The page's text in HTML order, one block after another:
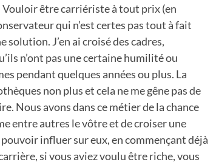
être carriériste à tout prix (en
qui n’est certes pas tout à fait
solution. J’en ai croisé des cadres,
n’ont pas une certaine humilité ou
pendant quelques années ou plus. La
non plus et cela ne me gêne pas de
Nous avons dans ce métier de la chance
entre autres le vôtre et de croiser une
influer sur eux, en commençant déjà
si vous aviez voulu être riche, vous